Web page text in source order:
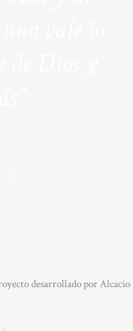
desarrollado porAlcacio